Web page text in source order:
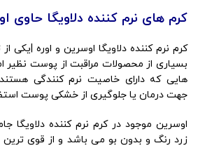
کرم های نرم کننده دلاویگا حاوی
کرم نرم کننده دلاویگا اوسرین و اوره |یکی
بسیاری از محصولات مراقبت از پوست نظیر
‌هایی که دارای خاصیت نرم کنندگی
جهت درمان یا جلوگیری از خشکی پوست
اوسرین موجود در کرم نرم کننده
زرد رنگ و بدون بو می باشد و از قوی